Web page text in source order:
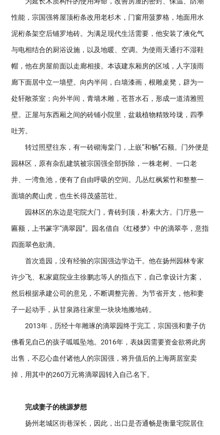
性能，宗国强将屋顶桁条改用老杉木，门窗用菠萝格，地面用水
泥桁条架空后铺罗地砖。为满足现代生活需要，他安装了液化气
与电相结合的厨浴设施，以及地暖、空调。为使雨天通行不湿鞋
帽，他在房屋前面以走廊相接。本该建东厢房的区域，人字顶雨
廊下面居中立一墙壁。向内半间，白墙漆画，根雕桌凳，辟为一
处轩敞茶室；向外半间，青墙木雕，苍苔水石，形成一道清雅照
壁。正屋与东西厢之间的砖铺小院里，盆栽植物精致玲珑，四季
吐芳。
转过照壁往东，有一砖砌海棠门，上嵌“和畅”石额。门外便是
园林区，原有杂乱建筑被宗国强全部拆除，一株老树、一口老
井、一湾鱼池，便有了自由呼吸的空间。几丛红枫紫竹和整整一
面墙的爬山虎，也生长得茂盛茁壮。
园林区的东边是宅院大门，青砖到顶，朴素大方。门厅悬一
匾额，上书篆字“滴翠园”。园名借自《红楼梦》中的滴翠亭，意指
四面翠色欲滴。
首次造园，没有经验的宗国强边学边干。他在扬州园林专家
许少飞、私家庭院业主徐鹏志等人的指点下，自己拿设计方案，
然后根据承建公司的意见，不断调整完善。为节省开支，他和妻
子一起动手，从甘泉路往家里一块块地搬地砖。
2013年，历经十年雕琢的滴翠园终于完工，宗国强和妻子仿
佛看见自己的孩子呱呱坠地。2016年，表妹因需要资金欲将此房
出售，不忍心血付诸他人的宗国强，将升值后的上海两居室卖
掉，用其中的260万元将滴翠园转入自己名下。
完成妻子的桃源梦想
扬州老城区街巷深长，因此，出口是否通畅是衡量宅院居住